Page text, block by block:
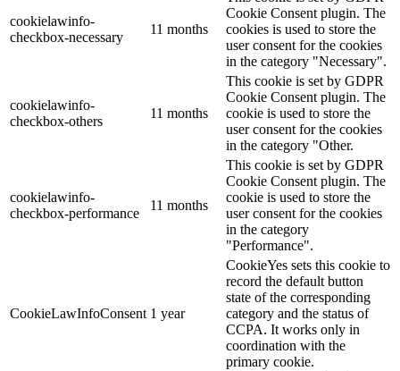
cookielawinfo-
checkbox-necessary
11 months
Cookie Consent plugin. The
cookies is used to store the
user consent for the cookies
in the category "Necessary".
cookielawinfo-
checkbox-others
11 months
This cookie is set by GDPR
Cookie Consent plugin. The
cookie is used to store the
user consent for the cookies
in the category "Other.
cookielawinfo-
checkbox-performance
11 months
This cookie is set by GDPR
Cookie Consent plugin. The
cookie is used to store the
user consent for the cookies
in the category
"Performance".
CookieLawInfoConsent 1 year
CookieYes sets this cookie to
record the default button
state of the corresponding
category and the status of
CCPA. It works only in
coordination with the
primary cookie.